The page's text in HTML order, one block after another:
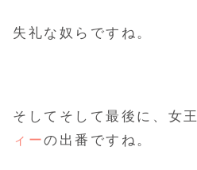
失礼な奴らですね。
そしてそして最後に、女王
ィーの出番ですね。